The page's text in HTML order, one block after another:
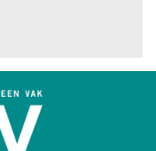
artikelen SIEV-
2026 tot en met
worden’